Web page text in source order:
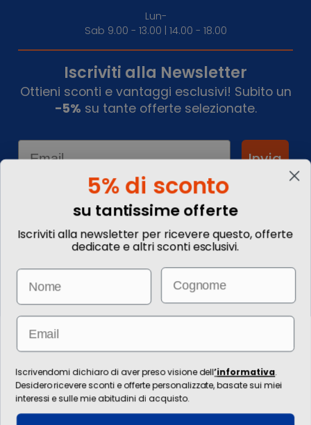
Informazioni
Come prenotare
Informazioni Legali
Lun-
Sab 9.00 - 13.00 | 14.00 - 18.00
Iscriviti alla Newsletter
Ottieni sconti e vantaggi esclusivi! Subito un
-5% su tante offerte selezionate.
Email
Invia
Le immagini hanno valore puramente illustrativo. I prezzi e le
Per l’erogazione dei servizi di viaggio è responsabile/direzione tecnica
Ignas Tour S.p.A., Largo Cesare Battisti, 28 - 39044 Egna (BZ) - Italia,
P.IVA: 01652670215. È venditore Ignas Tour S.p.A., Largo Cesare Battisti, 28 -
39044 Egna (BZ) - Italia, P.IVA: 01652670215. Capitale sociale
5% di sconto
su tantissime offerte
Iscriviti alla newsletter per ricevere questo, offerte
dedicate e altri sconti esclusivi.
Name Email
Email
Iscrivendomi dichiaro di aver preso visione dell’informativa.
Desidero ricevere sconti e offerte personalizzate, basate sui miei
interessi e sulle mie abitudini di acquisto.